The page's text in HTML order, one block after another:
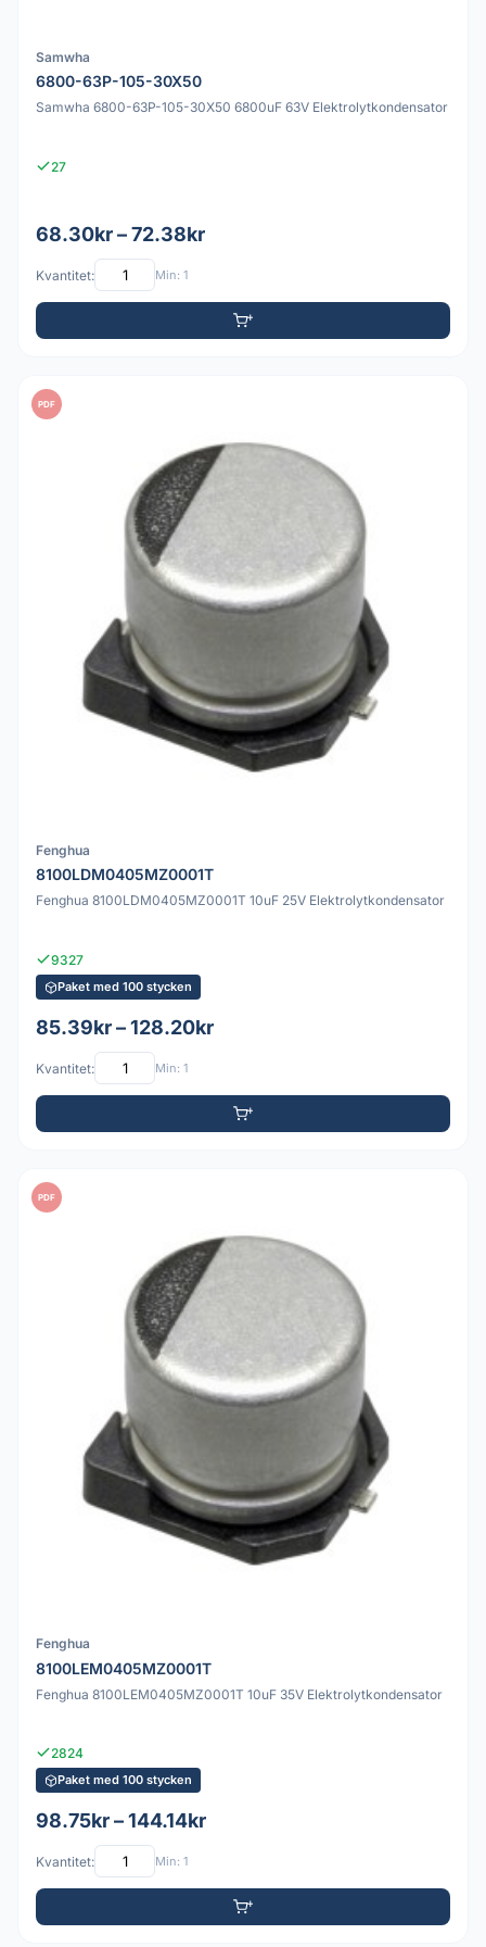
Samwha
6800-63P-105-30X50
Samwha 6800-63P-105-30X50 6800uF 63V Elektrolytkondensator
27
68.30kr – 72.38kr
Kvantitet: Min: 1
PDF
Fenghua
8100LDM0405MZ0001T
Fenghua 8100LDM0405MZ0001T 10uF 25V Elektrolytkondensator
9327
Paket med 100 stycken
85.39kr – 128.20kr
Kvantitet: Min: 1
PDF
Fenghua
8100LEM0405MZ0001T
Fenghua 8100LEM0405MZ0001T 10uF 35V Elektrolytkondensator
2824
Paket med 100 stycken
98.75kr – 144.14kr
Kvantitet: Min: 1